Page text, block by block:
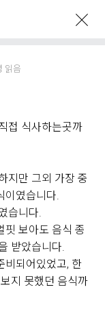
New
후기
기
서
읽음
접 식사하는곳까
지만 그외 가장 중
이였습니다.
습니다.
핏 보아도 음식 종
받았습니다.
비되어있었고, 한
지 못했던 음식까